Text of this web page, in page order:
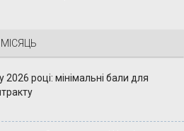
2026 році: мінімальні бали для